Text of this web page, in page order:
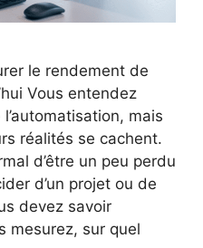
le rendement de
Vous entendez
mais
réalités se cachent.
d’être un peu perdu
d’un projet ou de
devez savoir
mesurez, sur quel